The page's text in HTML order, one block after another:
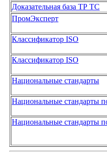
Доказательная база ТР ТС
ПромЭксперт
Классификатор ISO
Классификатор ISO
Национальные стандарты
Национальные стандарты
Национальные стандарты